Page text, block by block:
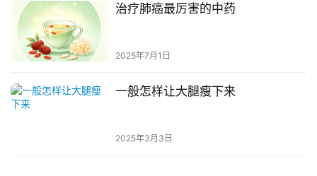
治疗肺癌最厉害的中药
2025年7月1日
一般怎样让大腿瘦下来
2025年3月3日